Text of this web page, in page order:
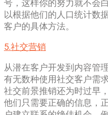
号，这样你的努力就不会
以根据他们的人口统计数
客户的具体方法。
5.社交营销
从潜在客户开发到内容管
有无数种使用社交客户需
社交前景推销还为时过早
他们只需要正确的信息，